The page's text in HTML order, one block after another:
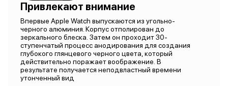
Привлекают внимание
Впервые Apple Watch выпускаются из угольно-
черного алюминия. Корпус отполирован до
зеркального блеска. Затем он проходит 30-
ступенчатый процесс анодирования для создания
глубокого глянцевого черного цвета, который
действительно поражает воображение. В
результате получается неподвластный времени
утонченный вид